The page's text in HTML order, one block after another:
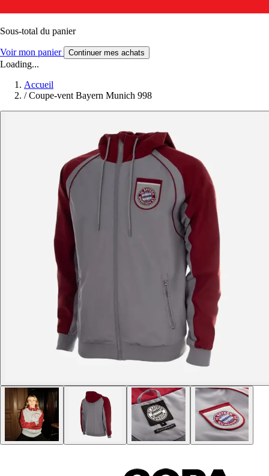
Sous-total du panier
Voir mon panier Continuer mes achats
Loading...
Accueil
/ Coupe-vent Bayern Munich 998